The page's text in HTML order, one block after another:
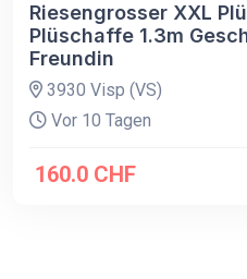
Riesengrosser XXL
Plüschaffe 1.3m
Freundin
3930 Visp (VS)
Vor 10 Tagen
160.0 CHF